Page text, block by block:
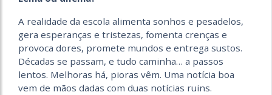
A realidade da escola alimenta sonhos e pesadelos,
gera esperanças e tristezas, fomenta crenças e
provoca dores, promete mundos e entrega sustos.
Décadas se passam, e tudo caminha… a passos
lentos. Melhoras há, pioras vêm. Uma notícia boa
vem de mãos dadas com duas notícias ruins.